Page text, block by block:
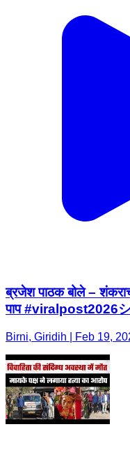
ब्रजेश पाठक बोले –
पाप #viralpost2026
Birni, Giridih | Feb 19,